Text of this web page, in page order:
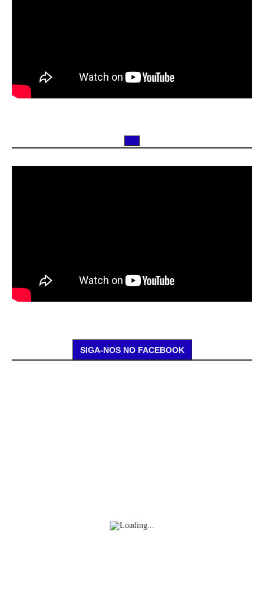
SIGA-NOS NO FACEBOOK